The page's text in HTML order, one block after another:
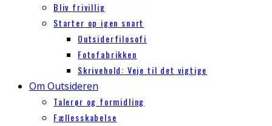
Bliv frivillig
Starter op igen snart
Outsiderfilosofi
Fotofabrikken
Skrivehold: Veje til det vigtige
Om Outsideren
Talerør og formidling
Fællesskabelse